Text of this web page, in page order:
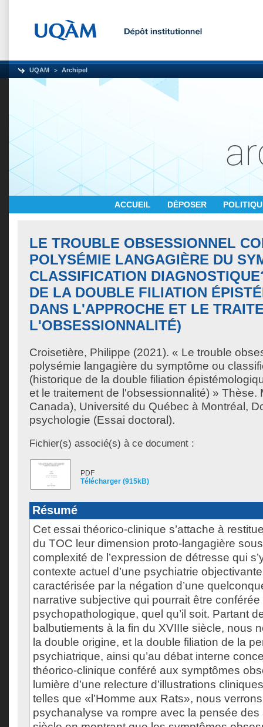
UQAM Archipel
ACCUEIL DÉPOSER
LE TROUBLE OBSESSIONNEL
POLYSÉMIE LANGAGIÈRE DU
CLASSIFICATION
DE LA DOUBLE FILIATION
DANS L'APPROCHE ET LE
L'OBSESSIONNALITÉ)
Croisetière, Philippe (2021). « Le trouble
polysémie langagière du symptôme ou
(historique de la double filiation
et le traitement de l'obsessionnalité) » Thèse.
Canada), Université du Québec à Montréal,
psychologie (Essai doctoral).
Fichier(s) associé(s) à ce document :
PDF
Télécharger (915kB)
Résumé
Cet essai théorico-clinique s’attache à
du TOC leur dimension proto-langagière
complexité de l’expression de détresse qui
contexte actuel d’une psychiatrie
caractérisée par la négation d’une
narrative subjective qui pourrait être
psychopathologique, quel qu’il soit. Partant
balbutiements à la fin du XVIIIe siècle, nous
la double origine, et la double filiation de la
psychiatrique, ainsi qu’au débat interne
théorico-clinique conféré aux symptômes
lumière d’une relecture d’illustrations
telles que «l’Homme aux Rats», nous
psychanalyse va rompre avec la pensée